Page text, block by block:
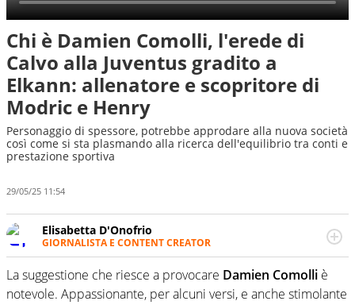
Chi è Damien Comolli, l'erede di
Calvo alla Juventus gradito a
Elkann: allenatore e scopritore di
Modric e Henry
Personaggio di spessore, potrebbe approdare alla nuova società
così come si sta plasmando alla ricerca dell'equilibrio tra conti e
prestazione sportiva
29/05/25 11:54
Elisabetta D'Onofrio
GIORNALISTA E CONTENT CREATOR
Giornalista professionista dal 2007, scrive per curiosità
personale e necessità: soprattutto di calcio, di sport e dei
suoi protagonisti, concedendosi innocenti evasioni
nell'ambito della creazione di format. Un tempo ala
La suggestione che riesce a provocare Damien Comolli è
notevole. Appassionante, per alcuni versi, e anche stimolante